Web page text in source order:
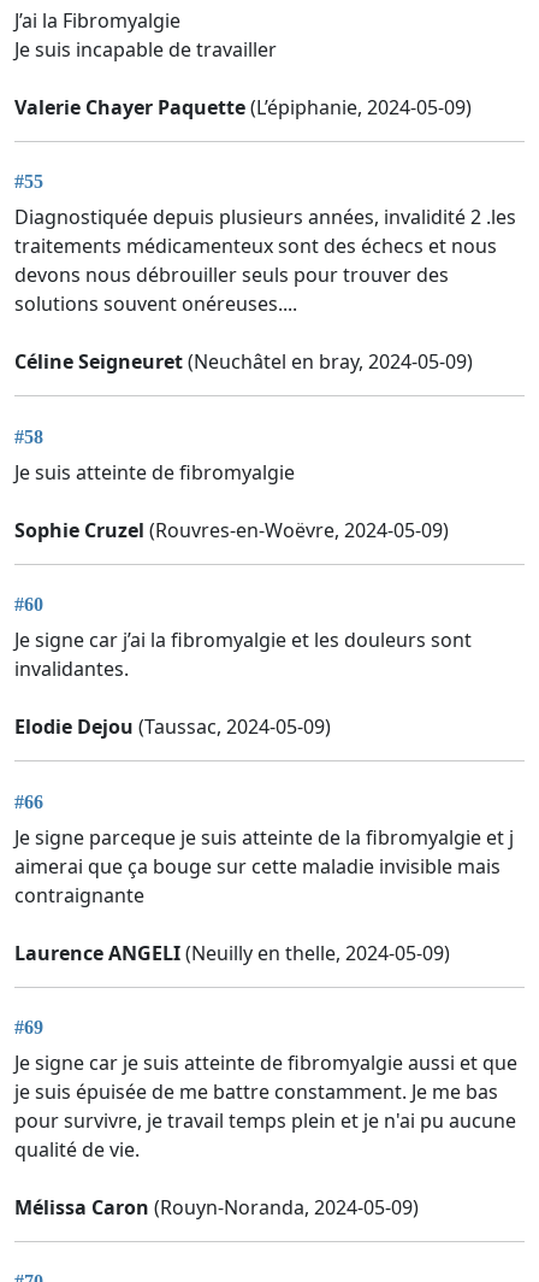
J’ai la Fibromyalgie
Je suis incapable de travailler
Valerie Chayer Paquette(L’épiphanie, 2024-05-09)
#55
Diagnostiquée depuis plusieurs années, invalidité 2 .les
traitements médicamenteux sont des échecs et nous
devons nous débrouiller seuls pour trouver des
solutions souvent onéreuses....
Céline Seigneuret(Neuchâtel en bray, 2024-05-09)
#58
Je suis atteinte de fibromyalgie
Sophie Cruzel (Rouvres-en-Woëvre, 2024-05-09)
#60
Je signe car j’ai la fibromyalgie et les douleurs sont
invalidantes.
Elodie Dejou (Taussac, 2024-05-09)
#66
Je signe parceque je suis atteinte de la fibromyalgie et j
aimerai que ça bouge sur cette maladie invisible mais
contraignante
Laurence ANGELI(Neuilly en thelle, 2024-05-09)
#69
Je signe car je suis atteinte de fibromyalgie aussi et que
je suis épuisée de me battre constamment. Je me bas
pour survivre, je travail temps plein et je n'ai pu aucune
qualité de vie.
Mélissa Caron (Rouyn-Noranda, 2024-05-09)